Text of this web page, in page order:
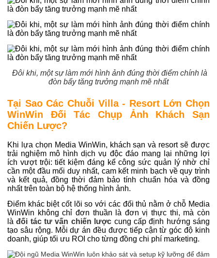
Đôi khi, một sự làm mới hình ảnh đúng thời điểm chính là
đòn bẩy tăng trưởng mạnh mẽ nhất
Tại Sao Các Chuỗi Villa - Resort Lớn Chọn
WinWin Đối Tác Chụp Ảnh Khách Sạn
Chiến Lược?
Khi lựa chọn Media WinWin, khách sạn và resort sẽ được
trải nghiệm mô hình dịch vụ độc đáo mang lại những lợi
ích vượt trội: tiết kiệm đáng kể công sức quản lý nhờ chỉ
cần một đầu mối duy nhất, cam kết minh bạch về quy trình
và kết quả, đồng thời đảm bảo tính chuẩn hóa và đồng
nhất trên toàn bộ hệ thống hình ảnh.
Điểm khác biệt cốt lõi so với các đối thủ nằm ở chỗ Media
WinWin không chỉ đơn thuần là đơn vị thực thi, mà còn
làđối tác tư vấn chiến lược cung cấp định hướng sáng
tạo sâu rộng. Mỗi dự án đều được tiếp cận từ góc độ kinh
doanh, giúp tối ưu ROI cho từng đồng chi phí marketing.